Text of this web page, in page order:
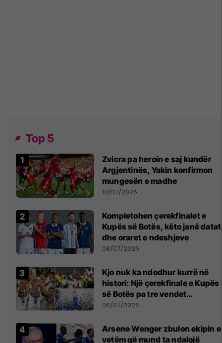
Top 5
Zvicra pa heroin e saj kundër
Argjentinës, Yakin konfirmon
mungesën e madhe
10/07/2026
Kompletohen çerekfinalet e
Kupës së Botës, këto janë datat
dhe oraret e ndeshjeve
08/07/2026
Kjo nuk ka ndodhur kurrë në
histori: Një çerekfinale e Kupës
së Botës pa tre vendet
legjendare të futbollit
06/07/2026
Arsene Wenger zbulon ekipin e
vetëm që mund ta ndalojë